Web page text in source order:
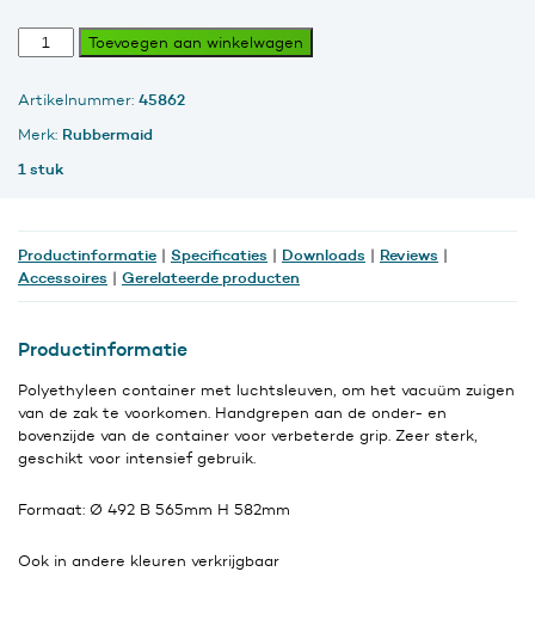
Ronde
Brute
75,7
liter,
aantal
Toevoegen aan winkelwagen
Artikelnummer: 45862
Merk: Rubbermaid
1 stuk
Productinformatie | Specificaties | Downloads | Reviews |
Accessoires | Gerelateerde producten
Productinformatie
Polyethyleen container met luchtsleuven, om het vacuüm zuigen
van de zak te voorkomen. Handgrepen aan de onder- en
bovenzijde van de container voor verbeterde grip. Zeer sterk,
geschikt voor intensief gebruik.
Formaat: Ø 492 B 565mm H 582mm
Ook in andere kleuren verkrijgbaar